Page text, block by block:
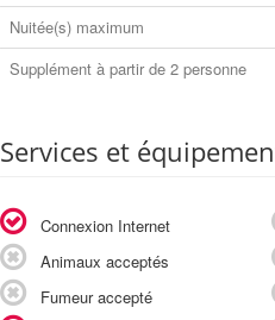
Nuitée(s) maximum
Supplément à partir de 2 personne
Services et
Connexion Internet
Animaux acceptés
Fumeur accepté